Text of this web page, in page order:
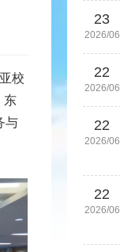
校
东
与
23
2026/06
22
2026/06
22
2026/06
22
2026/06